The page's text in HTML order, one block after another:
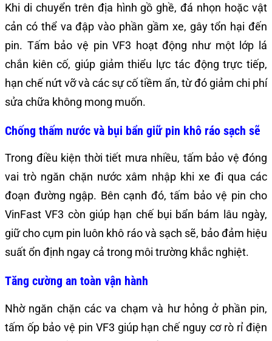
Khi di chuyển trên địa hình gồ ghề, đá nhọn hoặc vật
cản có thể va đập vào phần gầm xe, gây tổn hại đến
pin. Tấm bảo vệ pin VF3 hoạt động như một lớp lá
chắn kiên cố, giúp giảm thiểu lực tác động trực tiếp,
hạn chế nứt vỡ và các sự cố tiềm ẩn, từ đó giảm chi phí
sửa chữa không mong muốn.
Chống thấm nước và bụi bẩn giữ pin khô ráo sạch sẽ
Trong điều kiện thời tiết mưa nhiều, tấm bảo vệ đóng
vai trò ngăn chặn nước xâm nhập khi xe đi qua các
đoạn đường ngập. Bên cạnh đó, tấm bảo vệ pin cho
VinFast VF3 còn giúp hạn chế bụi bẩn bám lâu ngày,
giữ cho cụm pin luôn khô ráo và sạch sẽ, bảo đảm hiệu
suất ổn định ngay cả trong môi trường khắc nghiệt.
Tăng cường an toàn vận hành
Nhờ ngăn chặn các va chạm và hư hỏng ở phần pin,
tấm ốp bảo vệ pin VF3 giúp hạn chế nguy cơ rò rỉ điện